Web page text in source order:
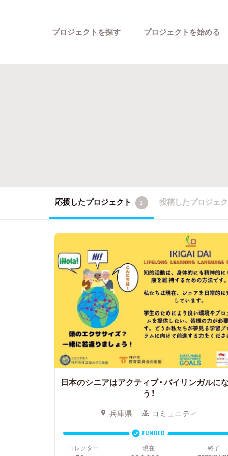
プロジェクトを探す プロジェクトを始める
応援したプロジェクト 1 投稿したプロジェ
日本のシニアはアクティブ・バイリンガルに
う！
兵庫県 コミュニティ
FUNDED
コレクター
現在 終了